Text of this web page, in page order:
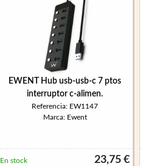
EWENT Hub usb-usb-c 7 ptos
interruptor c-alimen.
Referencia: EW1147
Marca: Ewent
23,75 €
En stock